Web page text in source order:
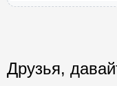
Друзья,